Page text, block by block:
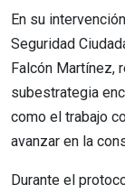
En su
Seguridad
Falcón Martínez,
subestrategia
como el trabajo
avanzar en la
Durante el